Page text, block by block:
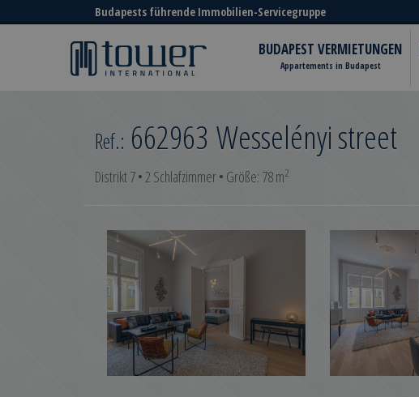
Budapests führende Immobilien-Servicegruppe
BUDAPEST VERMIETUNGEN
Appartements in Budapest
Wesselényi street
Ref.: 662963
Distrikt 7 • 2 Schlafzimmer • Größe: 78 m2